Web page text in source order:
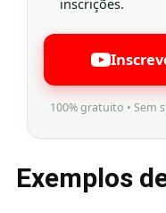
100% gratuito • Sem
Exemplos